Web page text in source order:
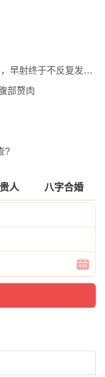
手淫多年导致的早泄，将近3个月的锻炼，早射终于不反复发作了。
部赘肉
?
人 八字合婚